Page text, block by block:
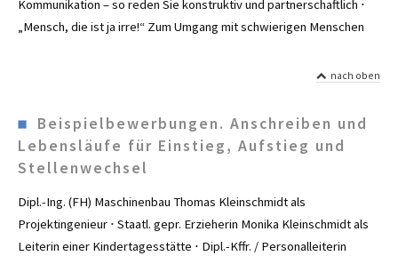
Kommunikation – so reden Sie konstruktiv und partnerschaftlich ⋅
„Mensch, die ist ja irre!“ Zum Umgang mit schwierigen Menschen
nach oben
Beispielbewerbungen. Anschreiben und
Lebensläufe für Einstieg, Aufstieg und
Stellenwechsel
Dipl.-Ing. (FH) Maschinenbau Thomas Kleinschmidt als
Projektingenieur ⋅ Staatl. gepr. Erzieherin Monika Kleinschmidt als
Leiterin einer Kindertagesstätte ⋅ Dipl.-Kffr. / Personalleiterin